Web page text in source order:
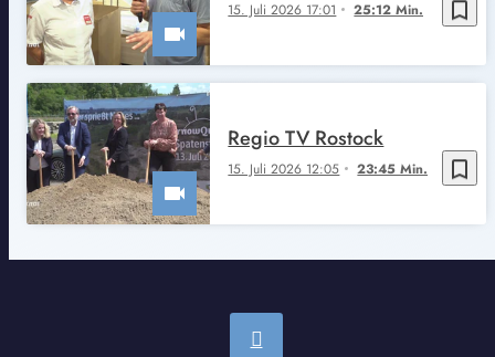
bookmark_border
15. Juli 2026 17:01 25:12 Min.
bookmark_border
15. Juli 2026 12:05 23:45 Min.
Regio TV Rostock